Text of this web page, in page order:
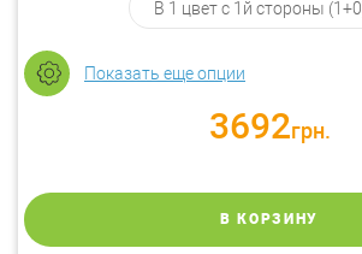
Показать еще опции
3692грн.
В КОРЗИНУ